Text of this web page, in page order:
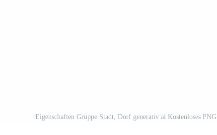
Eigenschaften Gruppe Stadt, Dorf generativ ai Kostenloses PNG